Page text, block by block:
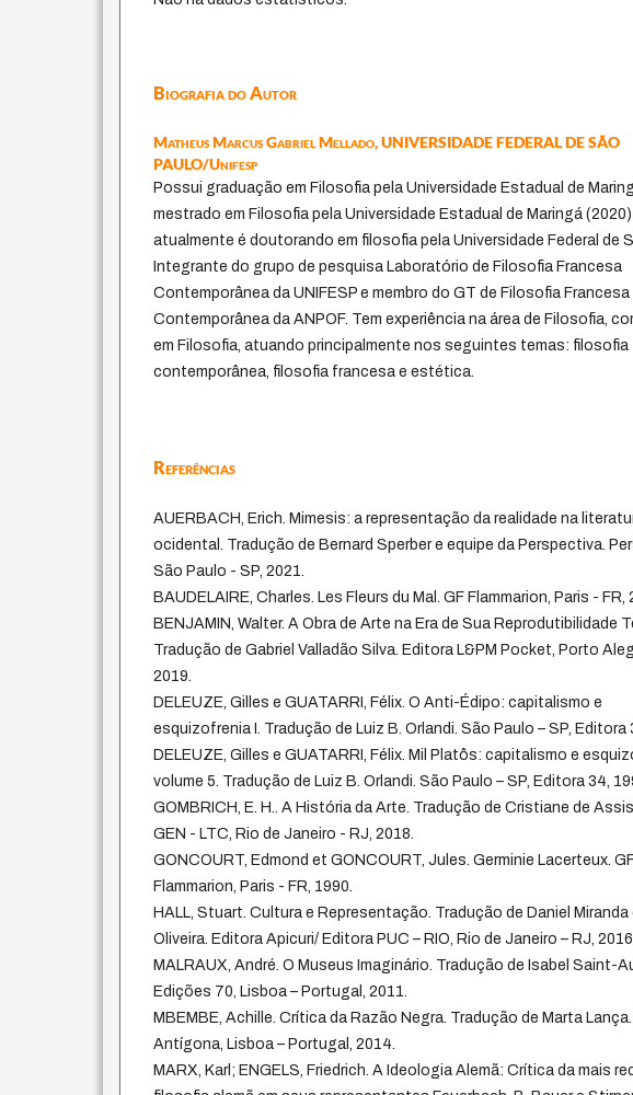
Biografia do Autor
Matheus Marcus Gabriel Mellado,UNIVERSIDADE FEDERAL DE SÃO
PAULO/Unifesp
Possui graduação em Filosofia pela Universidade Estadual de
mestrado em Filosofia pela Universidade Estadual de Maringá (2020)
atualmente é doutorando em filosofia pela Universidade Federal de
Integrante do grupo de pesquisa Laboratório de Filosofia Francesa
Contemporânea da UNIFESP e membro do GT de Filosofia Francesa
Contemporânea da ANPOF. Tem experiência na área de Filosofia,
em Filosofia, atuando principalmente nos seguintes temas: filosofia
contemporânea, filosofia francesa e estética.
Referências
AUERBACH, Erich. Mimesis: a representação da realidade na
ocidental. Tradução de Bernard Sperber e equipe da Perspectiva.
São Paulo - SP, 2021.
BAUDELAIRE, Charles. Les Fleurs du Mal. GF Flammarion, Paris - FR,
BENJAMIN, Walter. A Obra de Arte na Era de Sua Reprodutibilidade
Tradução de Gabriel Valladão Silva. Editora L&PM Pocket, Porto
2019.
DELEUZE, Gilles e GUATARRI, Félix. O Anti-Édipo: capitalismo e
esquizofrenia I. Tradução de Luiz B. Orlandi. São Paulo – SP, Editora
DELEUZE, Gilles e GUATARRI, Félix. Mil Platôs: capitalismo e
volume 5. Tradução de Luiz B. Orlandi. São Paulo – SP, Editora 34,
GOMBRICH, E. H.. A História da Arte. Tradução de Cristiane de
GEN - LTC, Rio de Janeiro - RJ, 2018.
GONCOURT, Edmond et GONCOURT, Jules. Germinie Lacerteux.
Flammarion, Paris - FR, 1990.
HALL, Stuart. Cultura e Representação. Tradução de Daniel Miranda
Oliveira. Editora Apicuri/ Editora PUC – RIO, Rio de Janeiro – RJ,
MALRAUX, André. O Museus Imaginário. Tradução de Isabel Saint-
Edições 70, Lisboa – Portugal, 2011.
MBEMBE, Achille. Crítica da Razão Negra. Tradução de Marta
Antígona, Lisboa – Portugal, 2014.
MARX, Karl; ENGELS, Friedrich. A Ideologia Alemã: Crítica da mais